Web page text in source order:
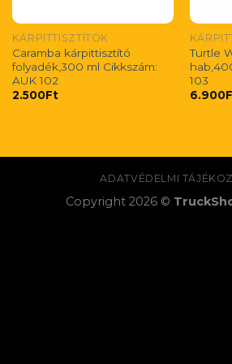
KÁRPITTISZTÍTÓK
Caramba kárpittisztító
folyadék,300 ml Cikkszám:
AUK 102
2.500Ft
Turtle
103
6.900
ADATVÉDELMI
Copyright 2026 ©